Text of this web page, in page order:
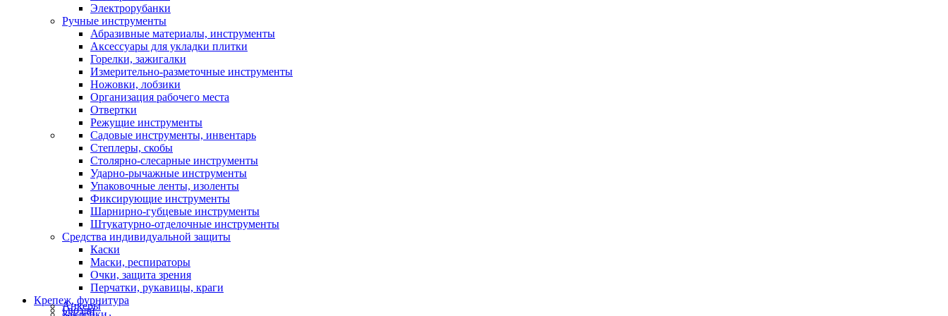
Электрорубанки
Ручные инструменты
Абразивные материалы, инструменты
Аксессуары для укладки плитки
Горелки, зажигалки
Измерительно-разметочные инструменты
Ножовки, лобзики
Организация рабочего места
Отвертки
Режущие инструменты
Садовые инструменты, инвентарь
Степлеры, скобы
Столярно-слесарные инструменты
Ударно-рычажные инструменты
Упаковочные ленты, изоленты
Фиксирующие инструменты
Шарнирно-губцевые инструменты
Штукатурно-отделочные инструменты
Средства индивидуальной защиты
Каски
Маски, респираторы
Очки, защита зрения
Перчатки, рукавицы, краги
Крепеж, фурнитура
Анкеры
Гвозди